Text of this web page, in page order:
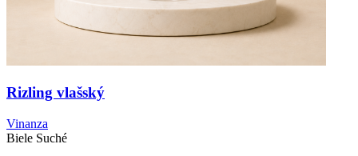
Rizling vlašský
Vinanza
Biele Suché